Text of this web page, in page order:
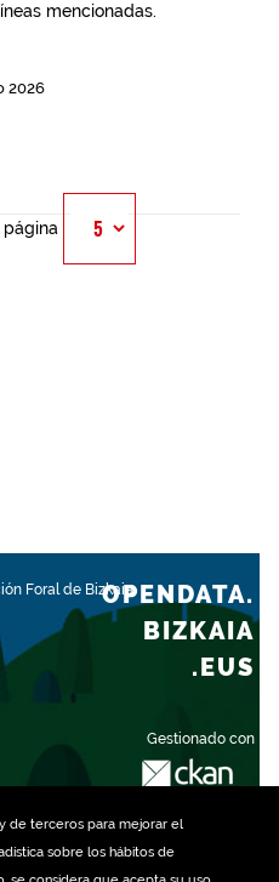
de terceros para mejorar el
sobre los hábitos de
mencionadas.
2026
página
Foral de Bizkaia
Gestionado con
OPENDATA.
BIZKAIA
.EUS